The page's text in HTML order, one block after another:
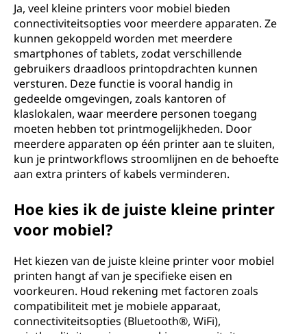
Ja, veel kleine printers voor mobiel bieden
connectiviteitsopties voor meerdere apparaten. Ze
kunnen gekoppeld worden met meerdere
smartphones of tablets, zodat verschillende
gebruikers draadloos printopdrachten kunnen
versturen. Deze functie is vooral handig in
gedeelde omgevingen, zoals kantoren of
klaslokalen, waar meerdere personen toegang
moeten hebben tot printmogelijkheden. Door
meerdere apparaten op één printer aan te sluiten,
kun je printworkflows stroomlijnen en de behoefte
aan extra printers of kabels verminderen.
Hoe kies ik de juiste kleine printer
voor mobiel?
Het kiezen van de juiste kleine printer voor mobiel
printen hangt af van je specifieke eisen en
voorkeuren. Houd rekening met factoren zoals
compatibiliteit met je mobiele apparaat,
connectiviteitsopties (Bluetooth®, WiFi),